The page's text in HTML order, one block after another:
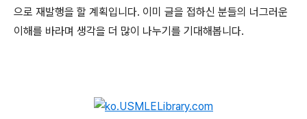
으로 재발행을 할 계획입니다. 이미 글을 접하신 분들의 너그러운
이해를 바라며 생각을 더 많이 나누기를 기대해봅니다.